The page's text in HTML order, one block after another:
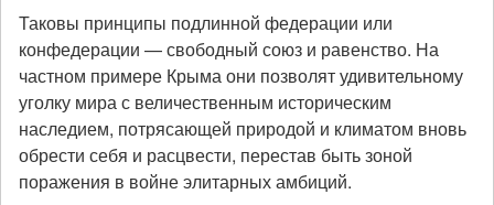
Таковы принципы подлинной федерации или
конфедерации — свободный союз и равенство. На
частном примере Крыма они позволят удивительному
уголку мира с величественным историческим
наследием, потрясающей природой и климатом вновь
обрести себя и расцвести, перестав быть зоной
поражения в войне элитарных амбиций.